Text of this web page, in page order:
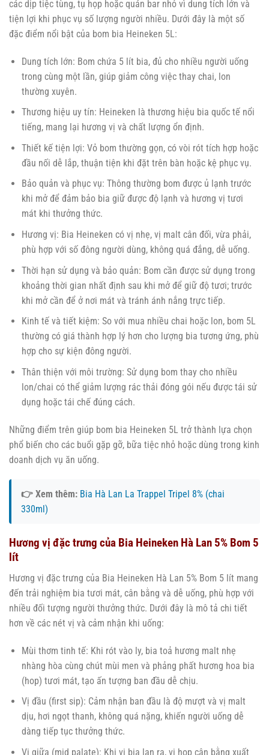
các dịp tiệc tùng, tụ họp hoặc quán bar nhỏ vì dung tích lớn và
tiện lợi khi phục vụ số lượng người nhiều. Dưới đây là một số
đặc điểm nổi bật của bom bia Heineken 5L:
Dung tích lớn: Bom chứa 5 lít bia, đủ cho nhiều người uống
trong cùng một lần, giúp giảm công việc thay chai, lon
thường xuyên.
Thương hiệu uy tín: Heineken là thương hiệu bia quốc tế nổi
tiếng, mang lại hương vị và chất lượng ổn định.
Thiết kế tiện lợi: Vỏ bom thường gọn, có vòi rót tích hợp hoặc
đầu nối dễ lắp, thuận tiện khi đặt trên bàn hoặc kệ phục vụ.
Bảo quản và phục vụ: Thông thường bom được ủ lạnh trước
khi mở để đảm bảo bia giữ được độ lạnh và hương vị tươi
mát khi thưởng thức.
Hương vị: Bia Heineken có vị nhẹ, vị malt cân đối, vừa phải,
phù hợp với số đông người dùng, không quá đắng, dễ uống.
Thời hạn sử dụng và bảo quản: Bom cần được sử dụng trong
khoảng thời gian nhất định sau khi mở để giữ độ tươi; trước
khi mở cần để ở nơi mát và tránh ánh nắng trực tiếp.
Kinh tế và tiết kiệm: So với mua nhiều chai hoặc lon, bom 5L
thường có giá thành hợp lý hơn cho lượng bia tương ứng, phù
hợp cho sự kiện đông người.
Thân thiện với môi trường: Sử dụng bom thay cho nhiều
lon/chai có thể giảm lượng rác thải đóng gói nếu được tái sử
dụng hoặc tái chế đúng cách.
Những điểm trên giúp bom bia Heineken 5L trở thành lựa chọn
phổ biến cho các buổi gặp gỡ, bữa tiệc nhỏ hoặc dùng trong kinh
doanh dịch vụ ăn uống.
👉 Xem thêm: Bia Hà Lan La Trappel Tripel 8% (chai
330ml)
Hương vị đặc trưng của Bia Heineken Hà Lan 5% Bom 5
lít
Hương vị đặc trưng của Bia Heineken Hà Lan 5% Bom 5 lít mang
đến trải nghiệm bia tươi mát, cân bằng và dễ uống, phù hợp với
nhiều đối tượng người thưởng thức. Dưới đây là mô tả chi tiết
hơn về các nét vị và cảm nhận khi uống:
Mùi thơm tinh tế: Khi rót vào ly, bia toả hương malt nhẹ
nhàng hòa cùng chút mùi men và phảng phất hương hoa bia
(hop) tươi mát, tạo ấn tượng ban đầu dễ chịu.
Vị đầu (first sip): Cảm nhận ban đầu là độ mượt và vị malt
dịu, hơi ngọt thanh, không quá nặng, khiến người uống dễ
dàng tiếp tục thưởng thức.
Vị giữa (mid palate): Khi vị bia lan ra, vị hop cân bằng xuất